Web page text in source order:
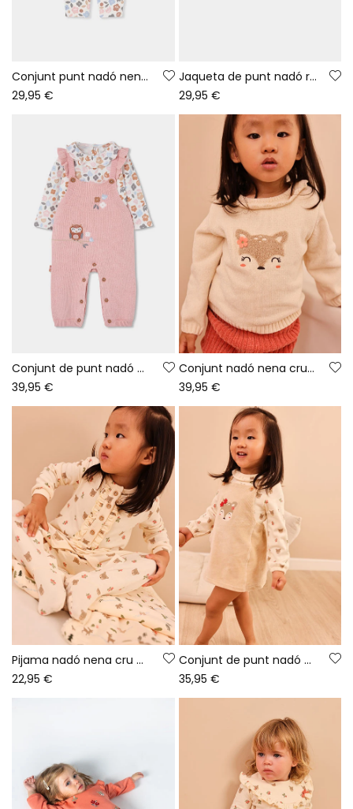
Conjunt punt nadó nena rosa estampat flors
29,95 €
Jaqueta de punt nadó rosa reversible estampat flors
29,95 €
Conjunt de punt nadó nena rosa brodat de mussol
39,95 €
Conjunt nadó nena cru brodat de cérvol
39,95 €
Pijama nadó nena cru estampat d\'ossets
22,95 €
Conjunt de punt nadó nena cru brodat de cérvol
35,95 €